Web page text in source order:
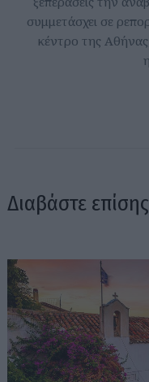
συμμετάσχει σε
κέντρο της
Διαβάστε επίσης